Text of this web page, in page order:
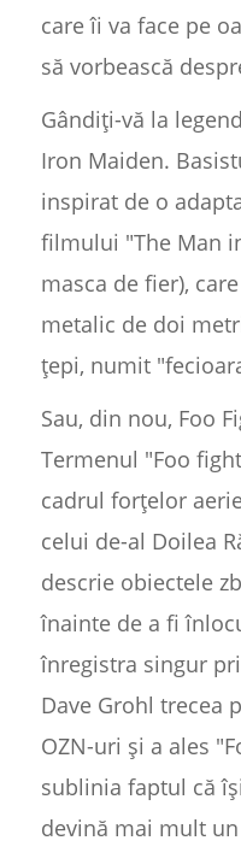
care îi va face pe
să vorbească
Gândiți-vă la
Iron Maiden.
inspirat de o
filmului "The Man
masca de fier),
metalic de doi
țepi, numit
Sau, din nou, Foo
Termenul "Foo
cadrul forțelor
celui de-al Doilea
descrie obiectele
înainte de a fi
înregistra singur
Dave Grohl trecea
OZN-uri și a ales
sublinia faptul că
devină mai mult